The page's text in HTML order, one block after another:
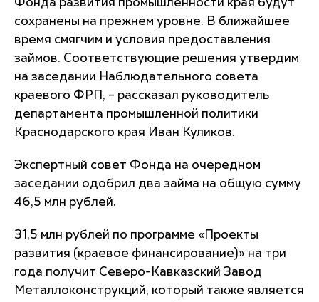
Фонда развития промышленности края будут
сохранены на прежнем уровне. В ближайшее
время смягчим и условия предоставления
займов. Соответствующие решения утвердим
на заседании Наблюдательного совета
краевого ФРП, – рассказал руководитель
департамента промышленной политики
Краснодарского края Иван Куликов.
Экспертный совет Фонда на очередном
заседании одобрил два займа на общую сумму
46,5 млн рублей.
31,5 млн рублей по программе «Проекты
развития (краевое финансирование)» на три
года получит Северо-Кавказский Завод
Металлоконструкций, который также является